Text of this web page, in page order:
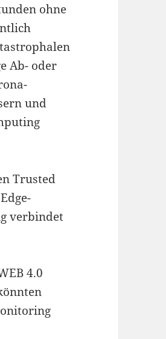
ohne
Ab- oder
und
Trusted
verbindet
4.0